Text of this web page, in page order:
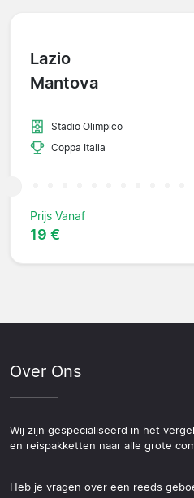
Lazio
Mantova
Stadio Olimpico
Coppa Italia
Prijs Vanaf
19 €
Over Ons
Wij zijn gespecialiseerd in het
en reispakketten naar alle grote
Heb je vragen over een reeds